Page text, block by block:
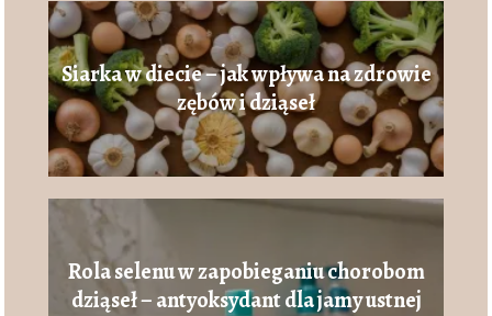
Siarka w diecie – jak wpływa na zdrowie
zębów i dziąseł
Rola selenu w zapobieganiu chorobom
dziąseł – antyoksydant dla jamy ustnej